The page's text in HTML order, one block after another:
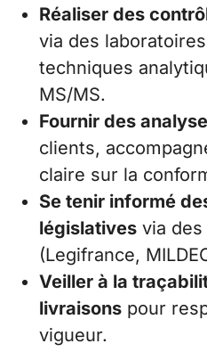
Réaliser des
via des
techniques
MS/MS.
Fournir des
clients,
claire sur la
Se tenir informé
législatives via
(Legifrance,
Veiller à la
livraisons pour
vigueur.